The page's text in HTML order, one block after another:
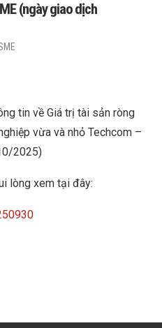
(ngày giao dịch
tin về Giá trị tài sản ròng
vừa và nhỏ Techcom –
2025)
lòng xem tại đây: